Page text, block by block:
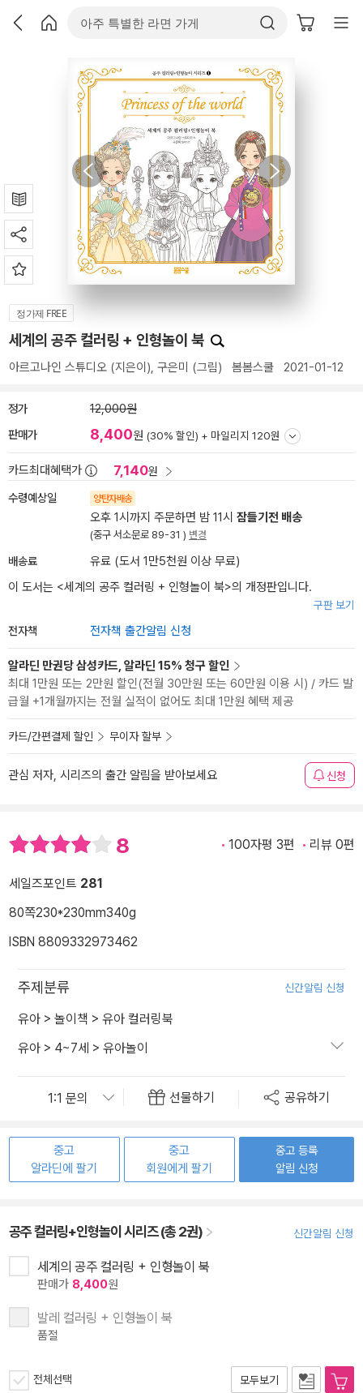
정가제 FREE
세계의 공주 컬러링 + 인형놀이 북
아르고나인 스튜디오 (지은이), 구은미 (그림) 봄봄스쿨 2021-01-12
정가 12,000원
판매가 8,400원 (30% 할인) + 마일리지 120원
카드최대혜택가 7,140원
수령예상일 양탄자배송
오후 1시까지 주문하면 밤 11시 잠들기전 배송
(중구 서소문로 89-31 ) 변경
배송료
유료 (도서 1만5천원 이상 무료)
이 도서는 <세계의 공주 컬러링 + 인형놀이 북>의 개정판입니다.
구판 보기
전자책 전자책 출간알림 신청
알라딘 만권당 삼성카드, 알라딘 15% 청구 할인
최대 1만원 또는 2만원 할인(전월 30만원 또는 60만원 이용 시) / 카드 발
급월 +1개월까지는 전월 실적이 없어도 최대 1만원 혜택 제공
카드/간편결제 할인 무이자 할부
관심 저자, 시리즈의 출간 알림을 받아보세요 신청
8 100자평 3편 리뷰 0편
세일즈포인트 281
80쪽230*230mm340g
ISBN 8809332973462
주제분류 신간알림 신청
유아 > 놀이책 > 유아 컬러링북
유아 > 4~7세 > 유아놀이
선물하기 공유하기
중고
알라딘에 팔기
중고
회원에게 팔기
중고 등록
알림 신청
공주 컬러링+인형놀이 시리즈 (총 2권) 신간알림 신청
세계의 공주 컬러링 + 인형놀이 북
판매가 8,400원
발레 컬러링 + 인형놀이 북
품절
전체선택 모두보기